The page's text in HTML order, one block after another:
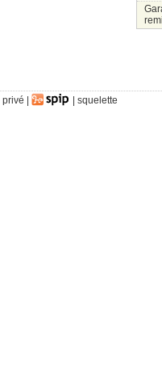
privé | | squelette